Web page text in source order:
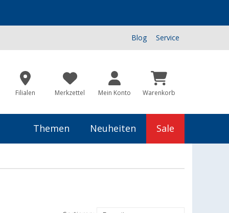
Blog Service
Filialen Merkzettel Mein Konto Warenkorb
Themen Neuheiten Sale